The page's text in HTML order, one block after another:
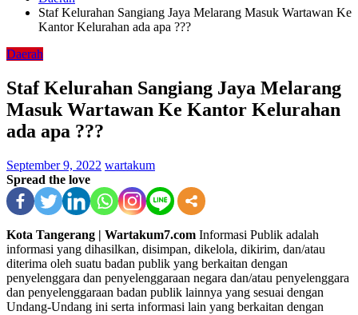
Staf Kelurahan Sangiang Jaya Melarang Masuk Wartawan Ke
Kantor Kelurahan ada apa ???
Daerah
Staf Kelurahan Sangiang Jaya Melarang
Masuk Wartawan Ke Kantor Kelurahan
ada apa ???
September 9, 2022 wartakum
Spread the love
Kota Tangerang | Wartakum7.com Informasi Publik adalah
informasi yang dihasilkan, disimpan, dikelola, dikirim, dan/atau
diterima oleh suatu badan publik yang berkaitan dengan
penyelenggara dan penyelenggaraan negara dan/atau penyelenggara
dan penyelenggaraan badan publik lainnya yang sesuai dengan
Undang-Undang ini serta informasi lain yang berkaitan dengan